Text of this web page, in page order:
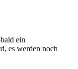
ein
es werden noch